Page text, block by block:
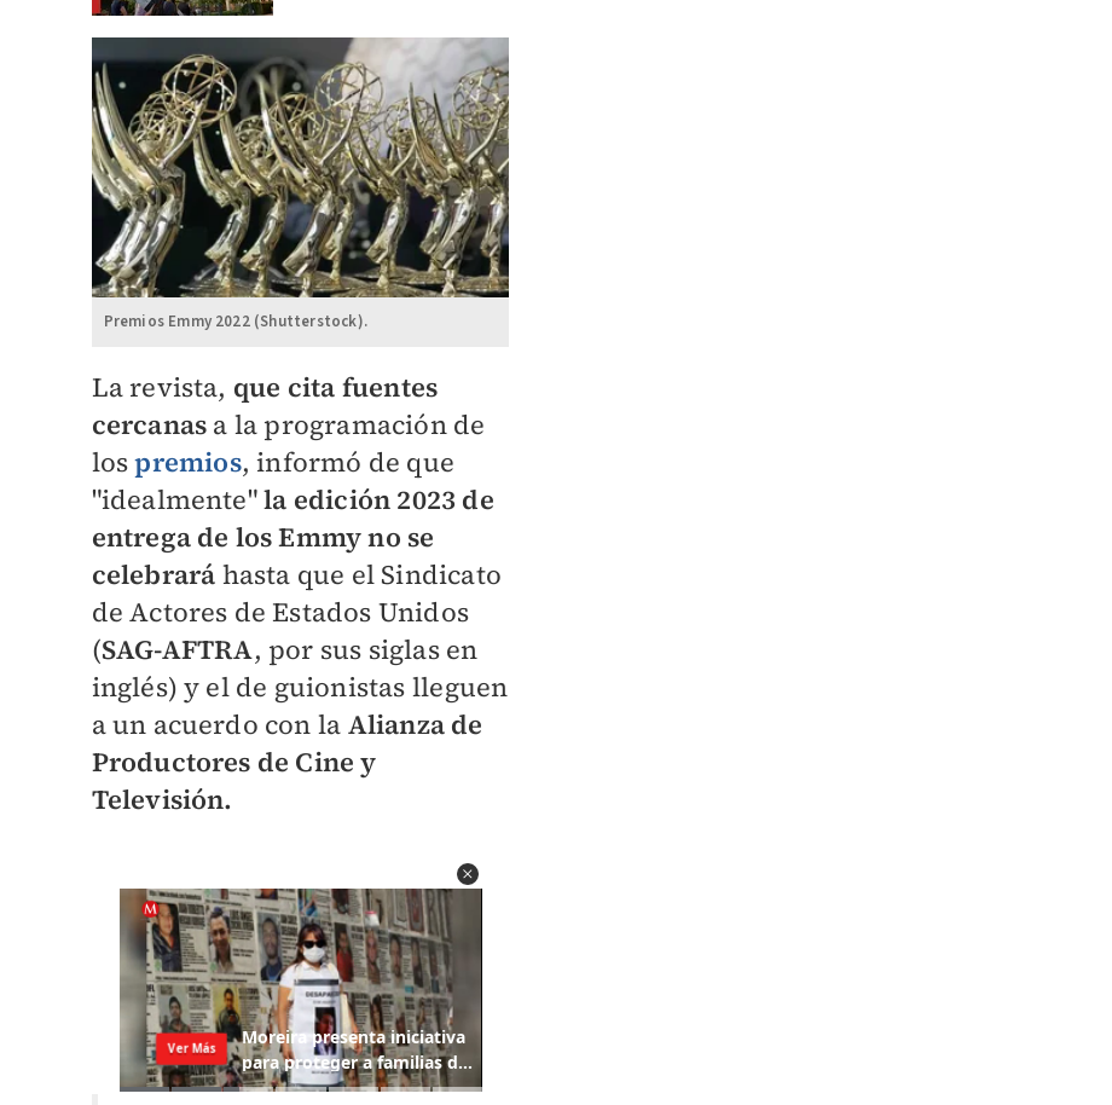
Premios Emmy 2022 (Shutterstock).
La revista, que cita fuentes
cercanas a la programación de
lospremios, informó de que
"idealmente"la edición 2023 de
entrega de los Emmy no se
celebrará hasta que el Sindicato
de Actores de Estados Unidos
(SAG-AFTRA, por sus siglas en
inglés) y el de guionistas lleguen
a un acuerdo con la Alianza de
Productores de Cine y
Televisión.